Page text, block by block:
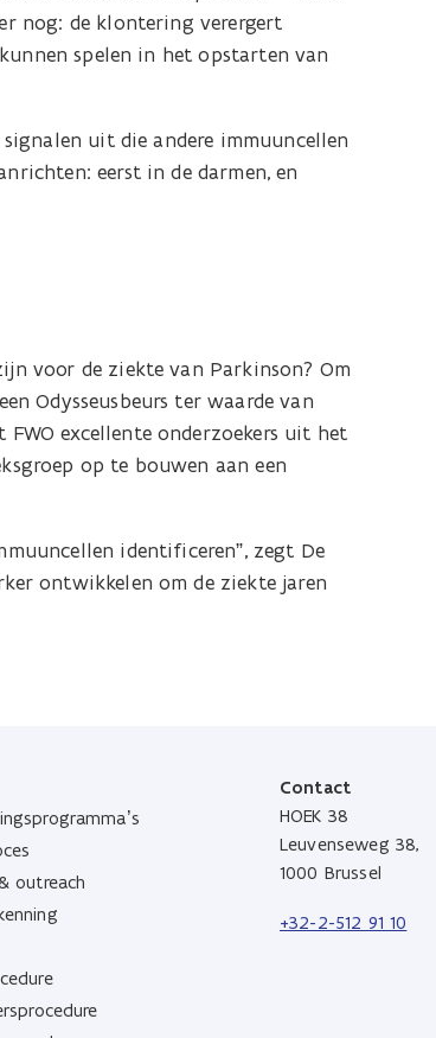
nog: de klontering verergert
spelen in het opstarten van
uit die andere immuuncellen
eerst in de darmen, en
voor de ziekte van Parkinson? Om
Odysseusbeurs ter waarde van
excellente onderzoekers uit het
op te bouwen aan een
identificeren”, zegt De
ontwikkelen om de ziekte jaren
outreach
Contact
HOEK 38
Leuvenseweg 38,
1000 Brussel
+32-2-512 91 10